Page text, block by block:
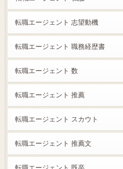
転職エージェント 志望動機
転職エージェント 職務経歴書
転職エージェント 数
転職エージェント 推薦
転職エージェント スカウト
転職エージェント 推薦文